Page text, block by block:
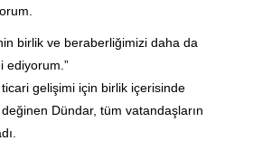
birlik ve beraberliğimizi daha da
ediyorum.”
ticari gelişimi için birlik içerisinde
Dündar, tüm vatandaşların